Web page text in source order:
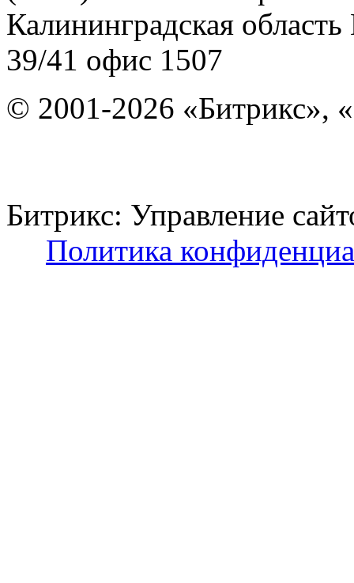
Калининградская область
39/41 офис 1507
© 2001-2026 «Битрикс»,
Битрикс: Управление
Политика